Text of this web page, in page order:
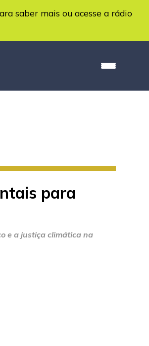
saber mais ou acesse a rádio
para
e a justiça climática na